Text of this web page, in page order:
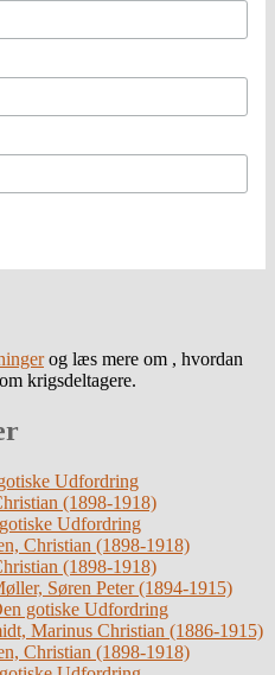
og læs mere om , hvordan
krigsdeltagere.
Udfordring
(1898-1918)
Udfordring
Christian (1898-1918)
(1898-1918)
Søren Peter (1894-1915)
gotiske Udfordring
Marinus Christian (1886-1915)
Christian (1898-1918)